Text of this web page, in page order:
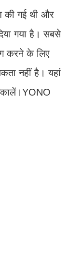
की गई थी और
गया है। सबसे
करने के लिए
नहीं है। यहां